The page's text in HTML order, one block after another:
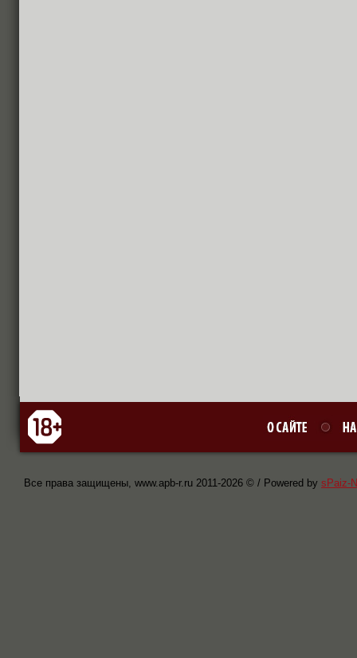
Все права защищены, www.apb-r.ru 2011-2026 © / Powered by sPaiz-